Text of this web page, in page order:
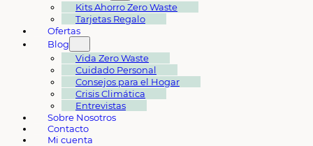
Kits Ahorro Zero Waste
Tarjetas Regalo
Ofertas
Blog
Vida Zero Waste
Cuidado Personal
Consejos para el Hogar
Crisis Climática
Entrevistas
Sobre Nosotros
Contacto
Mi cuenta